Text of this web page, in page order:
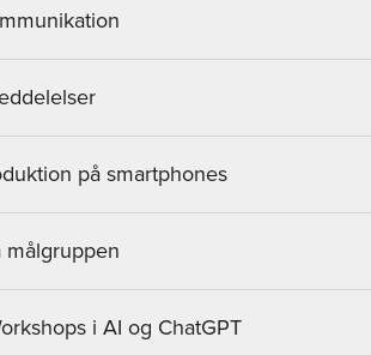
på smartphones
målgruppen
i AI og ChatGPT